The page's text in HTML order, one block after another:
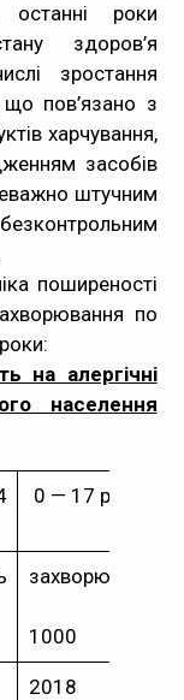
роки
здоров’я
зростання
що пов’язано з
харчування,
засобів
штучним
поширеності
по
на алергічні
населення
0 — 17 років
захворюваність
1000
2018